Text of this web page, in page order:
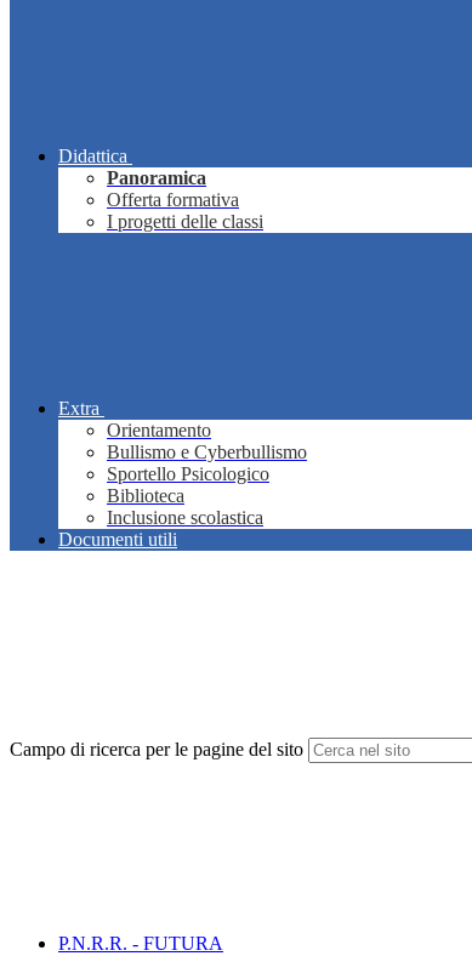
Didattica
Panoramica
Offerta formativa
I progetti delle classi
Extra
Orientamento
Bullismo e Cyberbullismo
Sportello Psicologico
Biblioteca
Inclusione scolastica
Documenti utili
Campo di ricerca per le pagine del sito
P.N.R.R. - FUTURA